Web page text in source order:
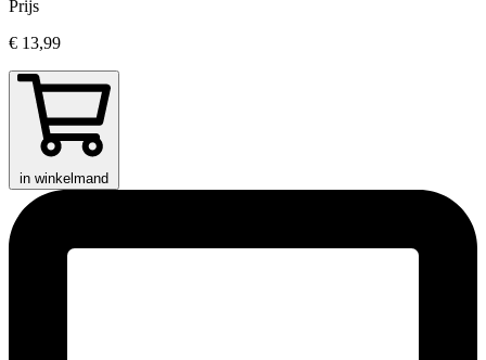
Prijs
€ 13,99
in winkelmand